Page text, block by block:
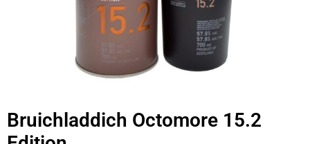
Bruichladdich Octomore 15.2